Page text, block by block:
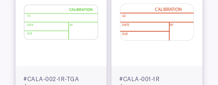
#CALA-002-1R-TGA #CALA-001-1R